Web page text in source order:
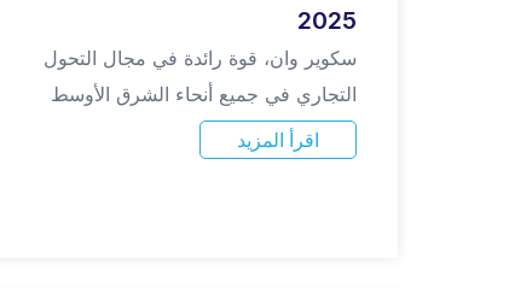
2025
سكوير وان، قوة رائدة في مجال التحول
التجاري في جميع أنحاء الشرق الأوسط
اقرأ المزيد